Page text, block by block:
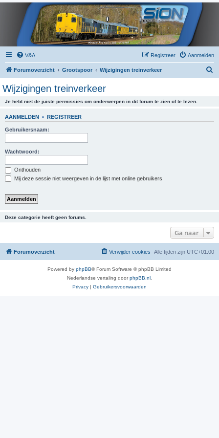
V&A Aanmelden
Registreer
Forumoverzicht Grootspoor Wijzigingen treinverkeer
Wijzigingen treinverkeer
Je hebt niet de juiste permissies om onderwerpen in dit forum te zien of te lezen.
AANMELDEN • REGISTREER
Gebruikersnaam:
Wachtwoord:
Onthouden
Mij deze sessie niet weergeven in de lijst met online gebruikers
Deze categorie heeft geen forums.
Ga naar
Forumoverzicht Alle tijden zijn UTC+01:00
Verwijder cookies
Powered by phpBB® Forum Software © phpBB Limited
Nederlandse vertaling doorphpBB.nl.
Privacy | Gebruikersvoorwaarden